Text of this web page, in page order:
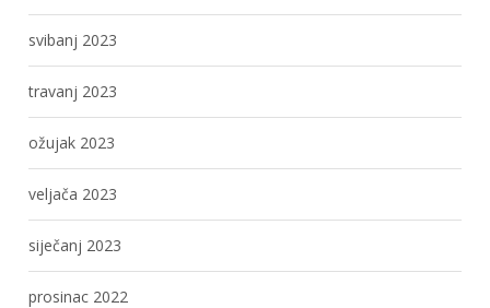
svibanj 2023
travanj 2023
ožujak 2023
veljača 2023
siječanj 2023
prosinac 2022